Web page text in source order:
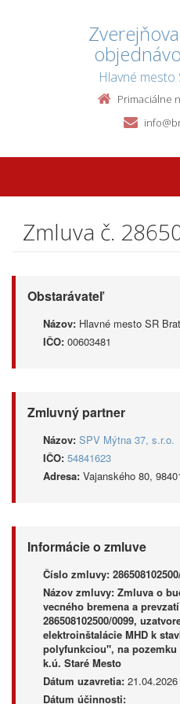
Hlavné mesto
Primaciálne
Zmluva č.
Obstarávateľ
Názov: Hlavné mesto SR
IČO: 00603481
Zmluvný partner
Názov: SPV Mýtna 37, s.r.o.
IČO: 54841623
Adresa: Vajanského 80,
Informácie o zmluve
Číslo zmluvy:
Názov zmluvy: Zmluva o
vecného bremena a
286508102500/0099,
elektroinštalácie MHD k
polyfunkciou", na pozemku
k.ú. Staré Mesto
Dátum uzavretia: 21.04.2026
Dátum účinnosti: